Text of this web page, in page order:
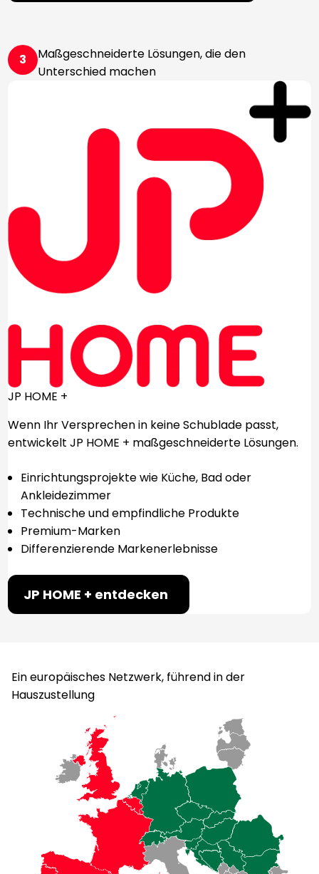
3
Maßgeschneiderte Lösungen, die den
Unterschied machen
JP HOME +
Wenn Ihr Versprechen in keine Schublade passt,
entwickelt JP HOME + maßgeschneiderte Lösungen.
Einrichtungsprojekte wie Küche, Bad oder
Ankleidezimmer
Technische und empfindliche Produkte
Premium-Marken
Differenzierende Markenerlebnisse
JP HOME + entdecken
Ein europäisches Netzwerk, führend in der
Hauszustellung